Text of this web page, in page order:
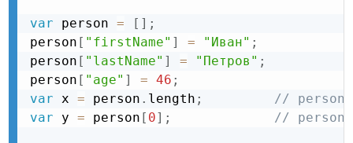
var person = [ ] ;
person [ "firstName" ] = "Иван" ;
person [ "lastName" ] = "Петров" ;
person [ "age" ] = 46 ;
var x = person . length ;
//
var y = person [ 0] ; //